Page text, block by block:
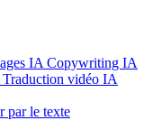
IA Copywriting IA
Traduction vidéo IA
par le texte